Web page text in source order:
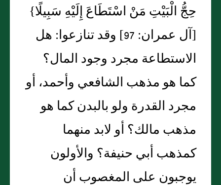
حِجُّ الْبَيْتِ مَنْ اسْتَطَاعَ إِلَيْهِ سَبِيلًا‏}‏
‏[‏آل عمران‏:‏ 97‏]‏ وقد تنازعوا‏:‏ هل
الاستطاعة مجرد وجود المال‏؟‏
كما هو مذهب الشافعي وأحمد، أو
مجرد القدرة ولو بالبدن كما هو
مذهب مالك‏؟‏ أو لابد منهما
كمذهب أبي حنيفة‏؟‏ والأولون
يوجبون على المغصوب أن